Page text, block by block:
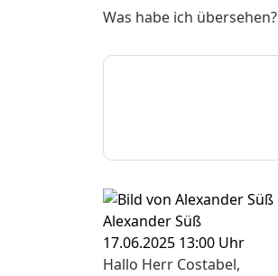
Was habe ich übersehen?
Alexander Süß
17.06.2025 13:00 Uhr
Hallo Herr Costabel,